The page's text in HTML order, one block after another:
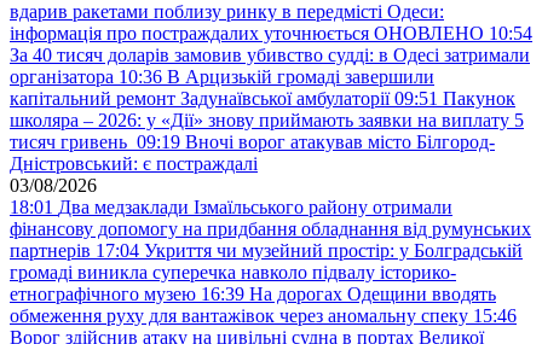
вдарив ракетами поблизу ринку в передмісті Одеси:
інформація про постраждалих уточнюється ОНОВЛЕНО 10:54
За 40 тисяч доларів замовив убивство судді: в Одесі затримали
організатора 10:36 В Арцизькій громаді завершили
капітальний ремонт Задунаївської амбулаторії 09:51 Пакунок
школяра – 2026: у «Дії» знову приймають заявки на виплату 5
тисяч гривень 09:19 Вночі ворог атакував місто Білгород-
Дністровський: є постраждалі
03/08/2026
18:01 Два медзаклади Ізмаїльського району отримали
фінансову допомогу на придбання обладнання від румунських
партнерів 17:04 Укриття чи музейний простір: у Болградській
громаді виникла суперечка навколо підвалу історико-
етнографічного музею 16:39 На дорогах Одещини вводять
обмеження руху для вантажівок через аномальну спеку 15:46
Ворог здійснив атаку на цивільні судна в портах Великої